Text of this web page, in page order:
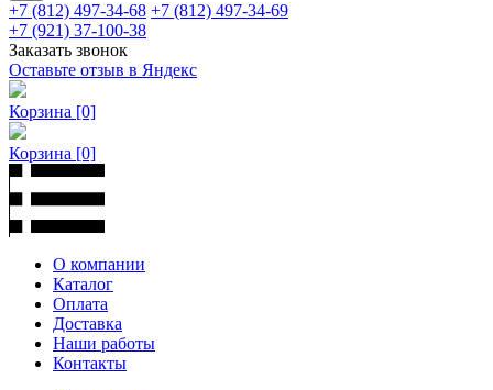
+7 (812) 497-34-68 +7 (812) 497-34-69
+7 (921) 37-100-38
Заказать звонок
Оставьте отзыв в Яндекс
Корзина [0]
Корзина [0]
О компании
Каталог
Оплата
Доставка
Наши работы
Контакты